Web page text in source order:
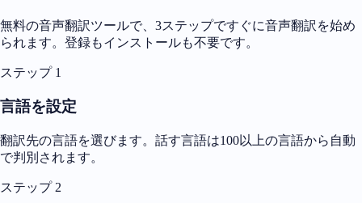
無料の音声翻訳ツールで、3ステップですぐに音声翻訳を始め
られます。登録もインストールも不要です。
ステップ 1
言語を設定
翻訳先の言語を選びます。話す言語は100以上の言語から自動
で判別されます。
ステップ 2